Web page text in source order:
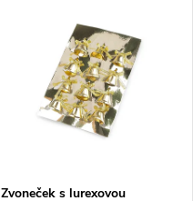
Zvoneček s lurexovou